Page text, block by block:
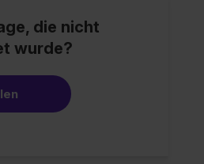
die nicht
wurde?